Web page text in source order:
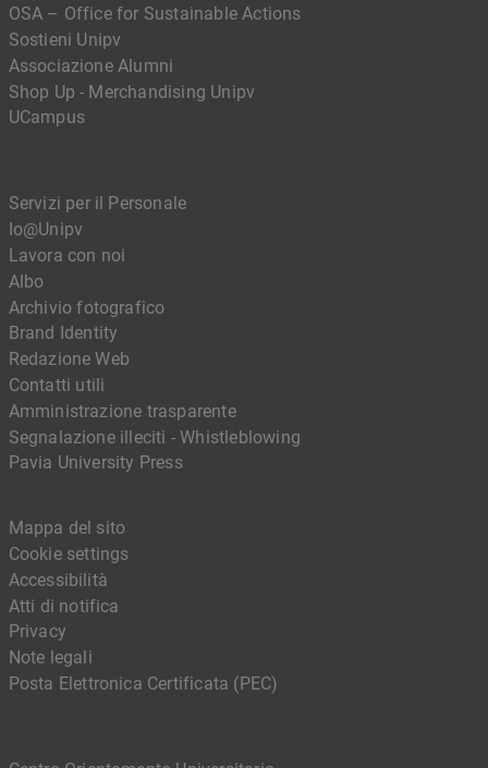
OSA – Office for Sustainable Actions
Sostieni Unipv
Associazione Alumni
Shop Up - Merchandising Unipv
UCampus
Servizi per il Personale
Io@Unipv
Lavora con noi
Albo
Archivio fotografico
Brand Identity
Redazione Web
Contatti utili
Amministrazione trasparente
Segnalazione illeciti - Whistleblowing
Pavia University Press
Mappa del sito
Cookie settings
Accessibilità
Atti di notifica
Privacy
Note legali
Posta Elettronica Certificata (PEC)